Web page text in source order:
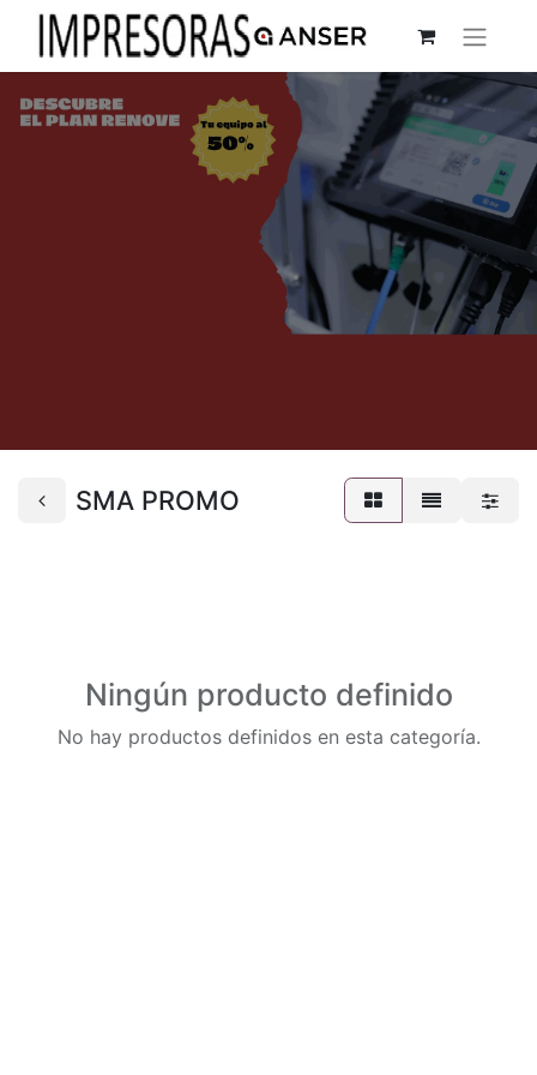
SMA PROMO
Ningún producto definido
No hay productos definidos en esta categoría.